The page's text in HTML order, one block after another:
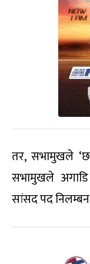
तर, सभामुखले
सभामुखले अगाडि
सांसद पद निलम्बन